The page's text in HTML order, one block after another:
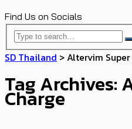
Find Us on Socials
SD Thailand >Altervim Super
Tag Archives:
Charge